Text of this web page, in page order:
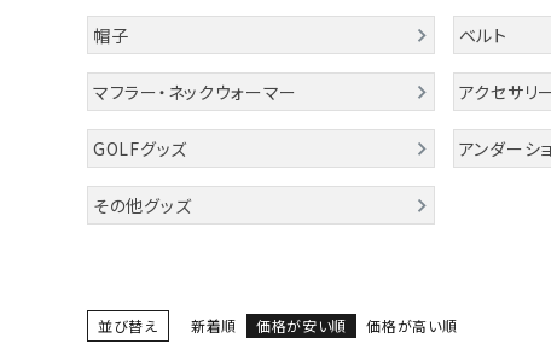
search
詳しい条件から探す
帽子
ベルト
マフラー・ネックウォーマー アクセサリ
GOLFグッズ アンダーシ
その他グッズ
並び替え 新着順 価格が安い順 価格が高い順